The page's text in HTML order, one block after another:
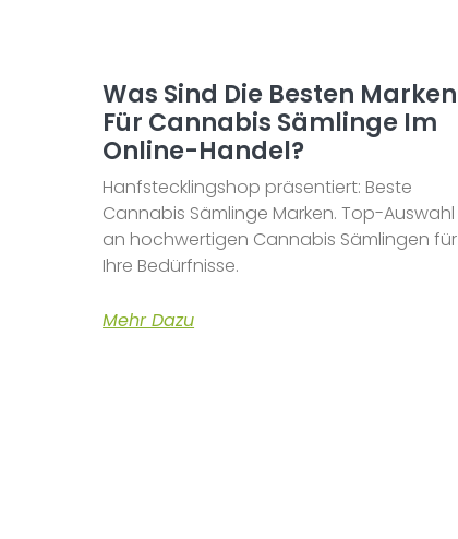
Was Sind Die Besten Marken
Für Cannabis Sämlinge Im
Online-Handel?
Hanfstecklingshop präsentiert: Beste
Cannabis Sämlinge Marken. Top-Auswahl
an hochwertigen Cannabis Sämlingen für
Ihre Bedürfnisse.
Mehr Dazu